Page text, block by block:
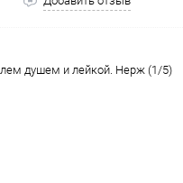
душем и лейкой. Нерж (1/5)